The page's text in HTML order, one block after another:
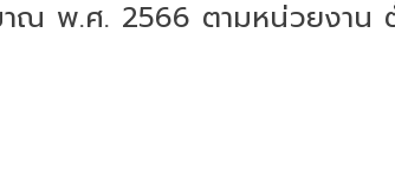
าณ พ.ศ. 2566 ตามหน่วยงา